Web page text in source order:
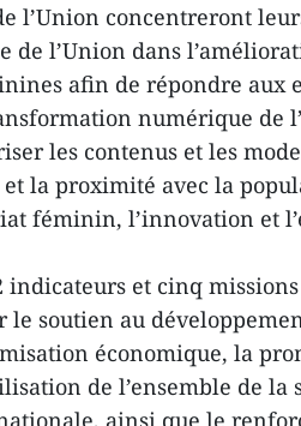
l’Union concentreront
de l’Union dans
afin de répondre aux
numérique de
les contenus et les
et la proximité avec la
féminin, l’innovation et
indicateurs et cinq
le soutien au
économique, la
de l’ensemble de la